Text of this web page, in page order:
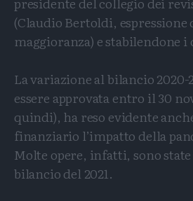
(Claudio Bertoldi, espressione
maggioranza) e stabilendone i
La variazione al bilancio 2020-
essere approvata entro il 30
quindi), ha reso evidente
finanziario l’impatto della
Molte opere, infatti, sono
bilancio del 2021.